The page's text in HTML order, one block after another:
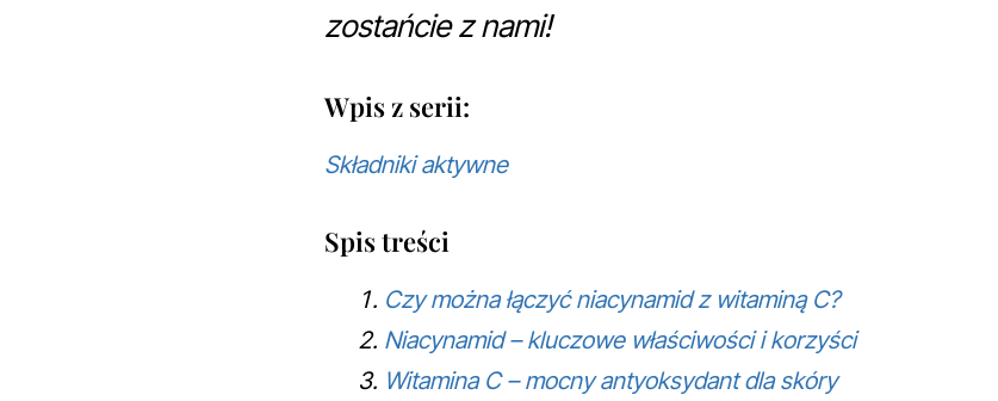
zostańcie z nami!
Wpis z serii:
Składniki aktywne
Spis treści
Czy można łączyć niacynamid z witaminą C?
Niacynamid – kluczowe właściwości i korzyści
Witamina C – mocny antyoksydant dla skóry